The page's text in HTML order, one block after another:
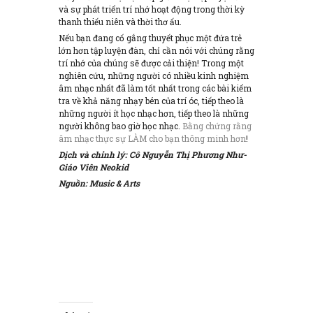
và sự phát triển trí nhớ hoạt động trong thời kỳ
thanh thiếu niên và thời thơ ấu.
Nếu bạn đang cố gắng thuyết phục một đứa trẻ
lớn hơn tập luyện đàn, chỉ cần nói với chúng rằng
trí nhớ của chúng sẽ được cải thiện! Trong một
nghiên cứu, những người có nhiều kinh nghiệm
âm nhạc nhất đã làm tốt nhất trong các bài kiểm
tra về khả năng nhạy bén của trí óc, tiếp theo là
những người ít học nhạc hơn, tiếp theo là những
người không bao giờ học nhạc. Bằng chứng rằng
âm nhạc thực sự LÀM cho bạn thông minh hơn!
Dịch và chỉnh lý: Cô Nguyễn Thị Phương Như-
Giáo Viên Neokid
Nguồn: Music & Arts